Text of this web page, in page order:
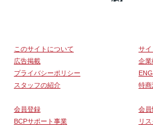
このサイトについて
サイ
広告掲載
企業
プライバシーポリシー
スタッフの紹介
特商
会員登録
会員
BCPサポート事業
リ